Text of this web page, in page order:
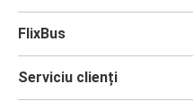
FlixBus
Serviciu clienți